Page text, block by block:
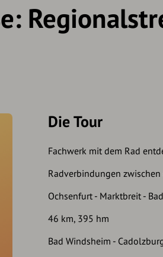
Die Tour
Fachwerk mit dem Rad
Radverbindungen
Ochsenfurt - Marktbreit -
46 km, 395 hm
Bad Windsheim -